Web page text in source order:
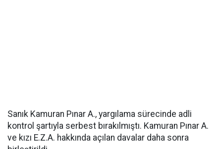
Sanık Kamuran Pınar A., yargılama sürecinde adli
kontrol şartıyla serbest bırakılmıştı. Kamuran Pınar A.
ve kızı E.Z.A. hakkında açılan davalar daha sonra